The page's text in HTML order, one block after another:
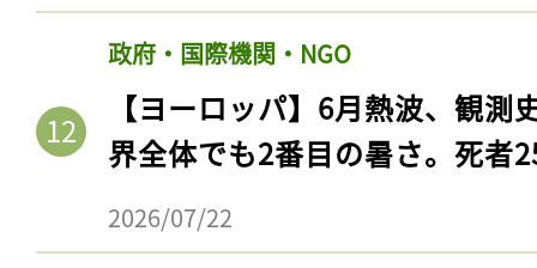
政府・国際機関・NGO
【ヨーロッパ】6月熱波、観
界全体でも2番目の暑さ。死者
2026/07/22